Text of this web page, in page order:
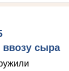
ввозу сыра